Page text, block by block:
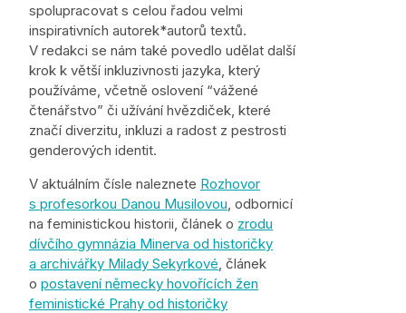
spolupracovat s celou řadou velmi
inspirativních autorek*autorů textů.
V redakci se nám také povedlo udělat další
krok k větší inkluzivnosti jazyka, který
používáme, včetně oslovení “vážené
čtenářstvo” či užívání hvězdiček, které
značí diverzitu, inkluzi a radost z pestrosti
genderových identit.
V aktuálním čísle naleznete Rozhovor
s profesorkou Danou Musilovou, odbornicí
na feministickou historii, článek o zrodu
dívčího gymnázia Minerva od historičky
a archivářky Milady Sekyrkové, článek
o postavení německy hovořících žen
feministické Prahy od historičky